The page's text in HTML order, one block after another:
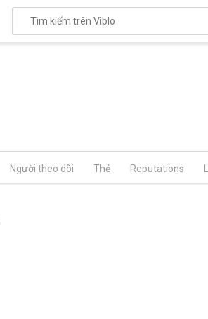
Người theo dõi Thẻ Reputations